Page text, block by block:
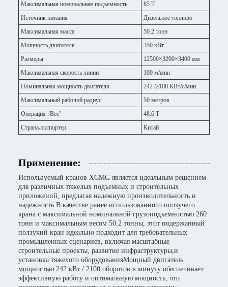
Максимальная номинальная подъемность
85 Т
Источник питания
Дизельное топливо
Максимальная масса
50.2 тонн
Мощность двигателя
350 кВт
Размеры
12500×3200×3400 мм
Максимальная скорость линии
100 м/мин
Номинальная мощность двигателя
242 /2100 КВт/с/мин
Максимальный рабочий радиус
50 метров
Операция "Вес"
48.6 Т
Страна-экспортер
Китай
Применение:
Используемый кранов XCMG является идеальным решением
для различных тяжелых подъемных и строительных
приложений, предлагая надежную производительность и
надежность.В качестве ранее использованного ползучего
крана с максимальной номинальной грузоподъемностью 260
тонн и максимальным весом 50.2 тонны, этот подержанный
ползучий кран идеально подходит для требовательных
промышленных сценариев, включая масштабные
строительные проекты, развитие инфраструктуры,и
установка тяжелого оборудованияМощный двигатель
мощностью 242 кВт / 2100 оборотов в минуту обеспечивает
эффективную работу и оптимальную мощность, что